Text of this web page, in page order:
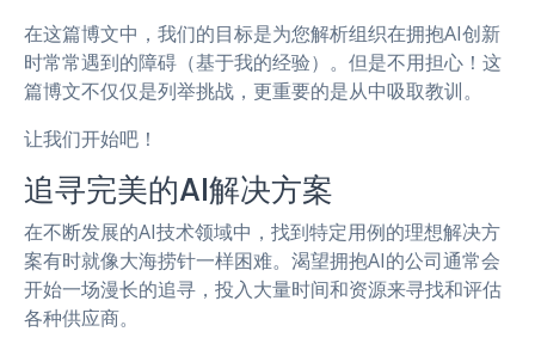
在这篇博文中，我们的目标是为您解析组织在拥抱AI创新
时常常遇到的障碍（基于我的经验）。但是不用担心！这
篇博文不仅仅是列举挑战，更重要的是从中吸取教训。
让我们开始吧！
追寻完美的AI解决方案
在不断发展的AI技术领域中，找到特定用例的理想解决方
案有时就像大海捞针一样困难。渴望拥抱AI的公司通常会
开始一场漫长的追寻，投入大量时间和资源来寻找和评估
各种供应商。